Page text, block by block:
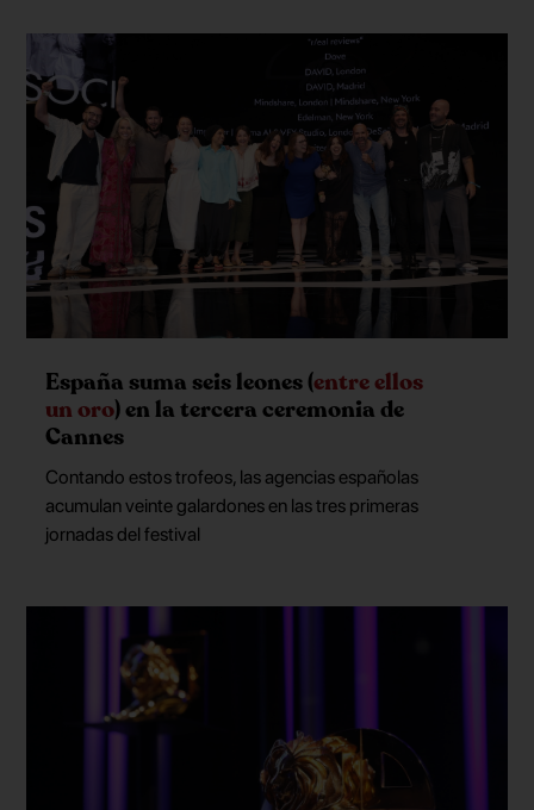
España suma seis leones (entre ellos
un oro) en la tercera ceremonia de
Cannes
Contando estos trofeos, las agencias españolas
acumulan veinte galardones en las tres primeras
jornadas del festival